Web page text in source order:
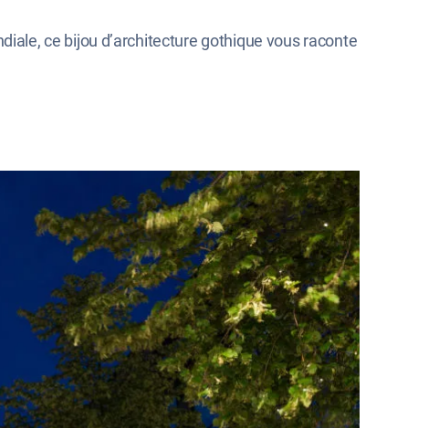
ce bijou d’architecture gothique vous raconte